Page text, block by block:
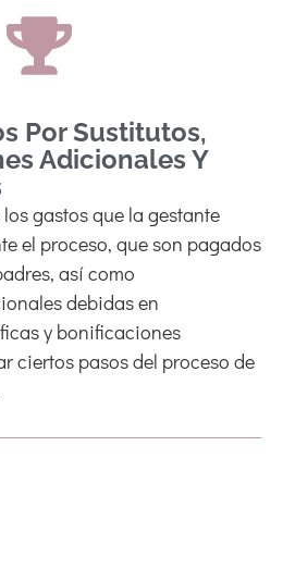
Por Sustitutos,
Adicionales Y
gastos que la gestante
el proceso, que son pagados
así como
debidas en
y bonificaciones
ciertos pasos del proceso de